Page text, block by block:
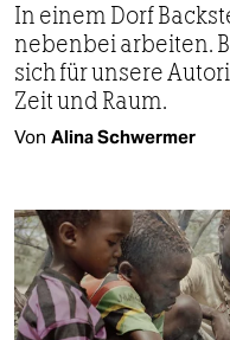
In einem Dorf
nebenbei arbeiten.
sich für unsere
Zeit und Raum.
Von Alina Schwermer